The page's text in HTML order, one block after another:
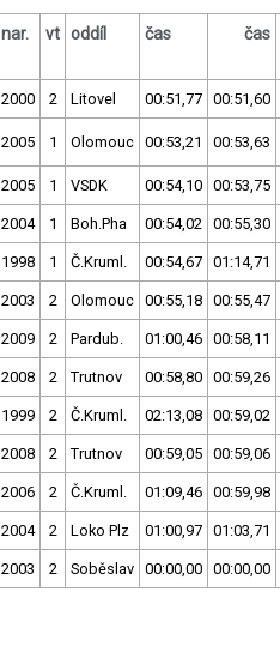
nar. vt oddíl čas čas
2000 2 Litovel 00:51,77 00:51,60
2005 1 Olomouc 00:53,21 00:53,63
2005 1 VSDK 00:54,10 00:53,75
2004 1 Boh.Pha 00:54,02 00:55,30
1998 1 Č.Kruml. 00:54,67 01:14,71
2003 2 Olomouc 00:55,18 00:55,47
2009 2 Pardub. 01:00,46 00:58,11
2008 2 Trutnov 00:58,80 00:59,26
1999 2 Č.Kruml. 02:13,08 00:59,02
2008 2 Trutnov 00:59,05 00:59,06
2006 2 Č.Kruml. 01:09,46 00:59,98
2004 2 Loko Plz 01:00,97 01:03,71
2003 2 Soběslav 00:00,00 00:00,00